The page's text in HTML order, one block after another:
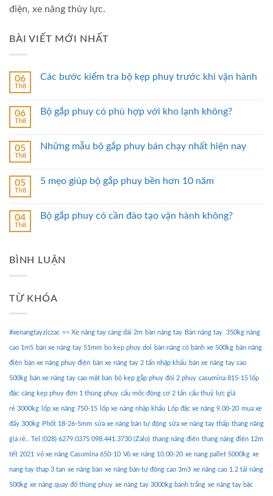
điện, xe nâng thủy lực.
BÀI VIẾT MỚI NHẤT
06
Th8
Các bước kiểm tra bộ kẹp phuy trước khi vận hành
06
Th8
Bộ gắp phuy có phù hợp với kho lạnh không?
05
Th8
Những mẫu bộ gắp phuy bán chạy nhất hiện nay
05
Th8
5 mẹo giúp bộ gắp phuy bền hơn 10 năm
04
Th8
Bộ gắp phuy có cần đào tạo vận hành không?
BÌNH LUẬN
TỪ KHÓA
#xenangtayziczac => Xe nâng tay càng dài 2m bàn nâng tay Bàn nâng tay 350kg nâng
cao 1m5 bán xe nâng tay 51mm bo kep phuy doi bàn nâng có bánh xe 500kg bàn nâng
điện bán xe nâng phuy điện bán xe nâng tay 2 tấn nhập khẩu bán xe nâng tay cao
500kg bán xe nâng tay cao mặt bàn bộ kẹp gắp phuy đôi 2 phuy casumina 815-15 lốp
đặc càng kẹp phuy đơn 1 thùng phuy cẩu mốc động cơ 2 tấn cẩu thuỷ lực giá
rẻ 3000kg lốp xe nâng 750-15 lốp xe nâng nhập khẩu Lốp đặc xe nâng 9.00-20 mua xe
đẩy 300kg Phốt 18-26-5mm sửa xe nâng bán tự động sữa xe nâng tay thấp thang nâng
giá rẻ.. Tel (028) 6279.0375 098.441.3730 (Zalo) thang nâng điện thang nâng điện 12m
tết 2021 vỏ xe nâng Casumina 650-10 Vỏ xe nâng 10.00-20 xe nang pallet 5000kg xe
nang tay thap 3 tan xe nâng bàn xe nâng bán tự động cao 3m3 xe nâng cao 1.2 tải nâng
500kg xe nâng quay đổ thùng phuy xe nâng tay 3000kg bánh trắng xe nâng tay bậc